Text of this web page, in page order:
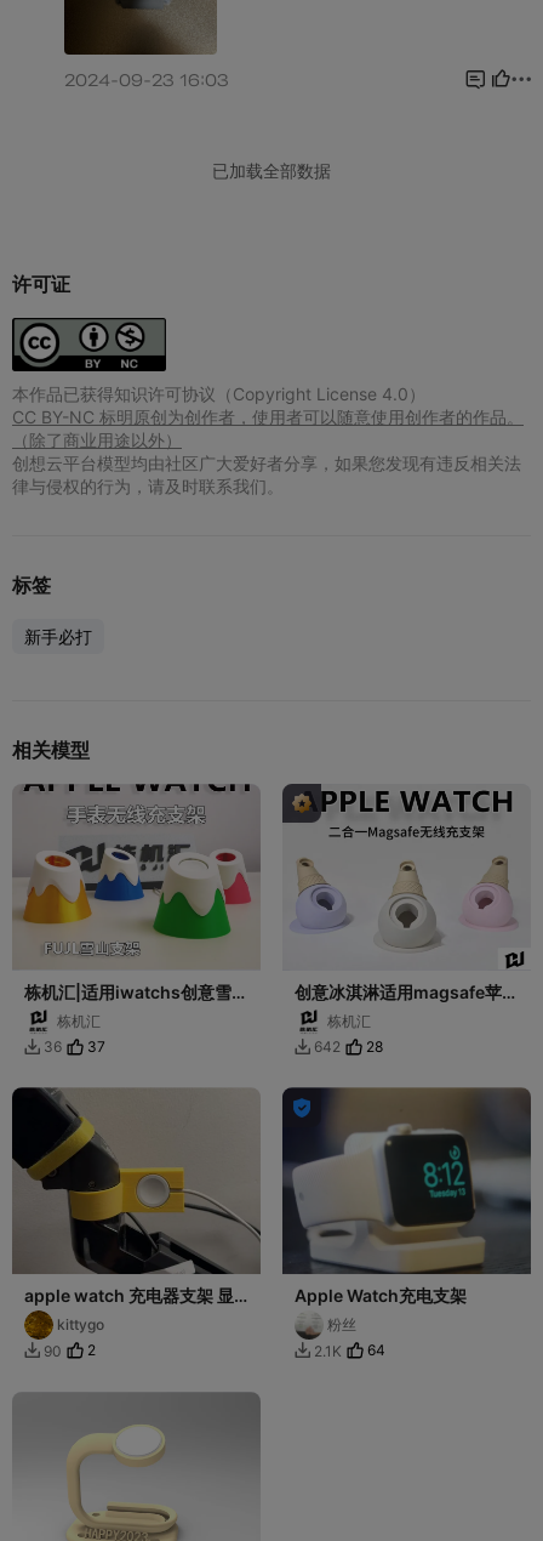
许可证
本作品已获得知识许可协议（Copyright License 4.0）
CC BY-NC 标明原创为创作者，使用者可以随意使用创作者的作品。
（除了商业用途以外）
创想云平台模型均由社区广大爱好者分享，如果您发现有违反相关法
律与侵权的行为，请及时联系我们。
标签
新手必打
相关模型
栋机汇|适用iwatchs创意雪山
苹果手表AppleWatch无线充
支架底座
栋机汇
 36 37
创意冰淇淋适用magsafe苹果
手机iwatch25w二合一无线
充电支架底座
栋机汇
 642 28
apple watch 充电器支架 显
示器悬臂支架使用
kittygo
 90 2

Apple Watch充电支架
粉丝
 2.1K 64